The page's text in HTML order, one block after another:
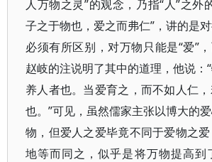
人万物之灵”的观念，乃指“人”之外
子之于物也，爱之而弗仁”，讲的是
必须有所区别，对万物只能是“爱”，
赵岐的注说明了其中的道理，他说：
养人者也。当爱育之，而不如人仁
也。”可见，虽然儒家主张以博大的
物，但爱人之爱毕竟不同于爱物之
地等而同之，似乎是将万物提高到